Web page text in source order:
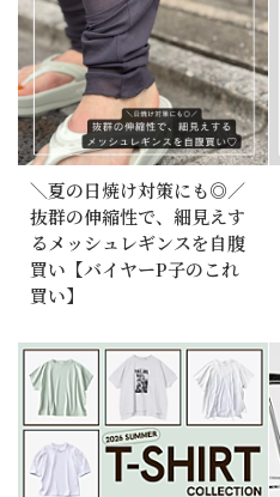
＼夏の日焼け対策にも◎／
抜群の伸縮性で、細見えす
るメッシュレギンスを自腹
買い【バイヤーP子のこれ
買い】